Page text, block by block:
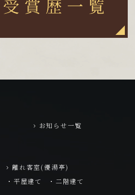
お知らせ一覧
離れ客室(優湯亭)
・平屋建て
・二階建て